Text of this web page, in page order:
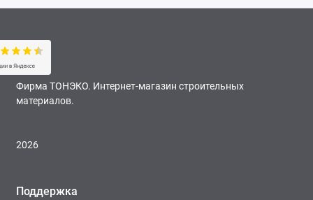
Фирма ТОНЭКО. Интернет-магазин строительных
материалов.
2026
Поддержка